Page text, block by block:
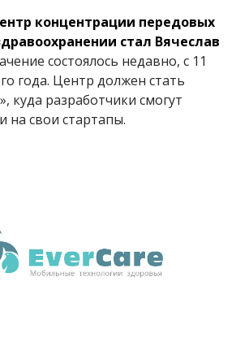
концентрации передовых
стал Вячеслав
состоялось недавно, с 11
года. Центр должен стать
куда разработчики смогут
на свои стартапы.